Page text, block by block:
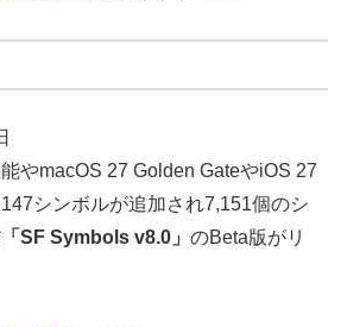
やmacOS 27 Golden GateやiOS 27
シンボルが追加され7,151個のシ
「SF Symbols v8.0」のBeta版がリ